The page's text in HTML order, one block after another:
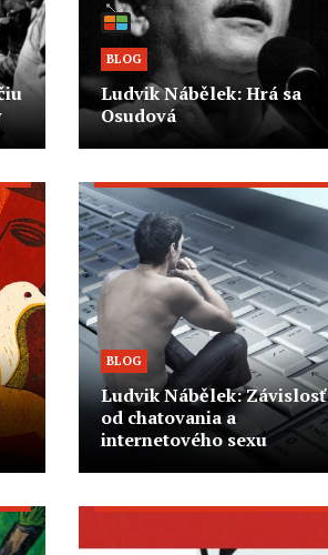
BLOG
Ludvik Nábělek: Hrá sa
Osudová
BLOG
Ludvik Nábělek: Závislosť
od chatovania a
internetového sexu